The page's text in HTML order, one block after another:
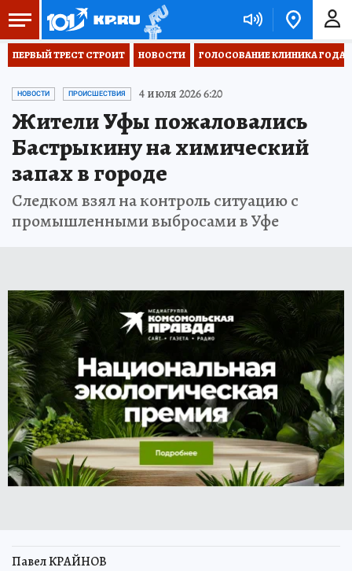
ПЕРВЫЙ ТРЕСТ СТРОИТ НОВОСТИ ГОЛОСОВАНИЕ КЛИНИКА ГОДА
НОВОСТИ ПРОИСШЕСТВИЯ 4 июля 2026 6:20
Жители Уфы пожаловались
Бастрыкину на химический
запах в городе
Следком взял на контроль ситуацию с
промышленными выбросами в Уфе
Павел КРАЙНОВ